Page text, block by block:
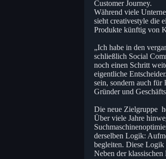
Customer Journey.
Während viele
sieht creativestyle die
Produkte künftig von
„Ich habe in den
schließlich Social
noch einen Schritt
eigentliche
sein, sondern auch für
Gründer und
Die neue Zielgruppe
Über viele Jahre
derselben Logik:
begleiten. Diese Logik
Neben der